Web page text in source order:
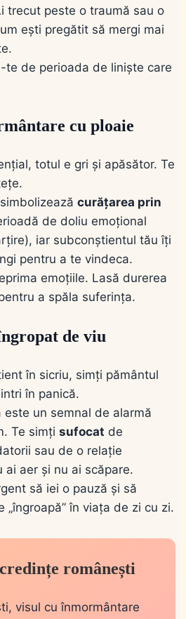
trecut peste o traumă sau o
ești pregătit să mergi mai
te de perioada de liniște care
cu ploaie
totul e gri și apăsător. Te
curățarea prin
de doliu emoțional
iar subconștientul tău îți
pentru a te vindeca.
emoțiile. Lasă durerea
a spăla suferința.
de viu
în sicriu, simți pământul
în panică.
este un semnal de alarmă
Te simți sufocat de
sau de o relație
ai aer și nu ai scăpare.
să iei o pauză și să
„îngroapă” în viața de zi cu zi.
românești
visul cu înmormântare